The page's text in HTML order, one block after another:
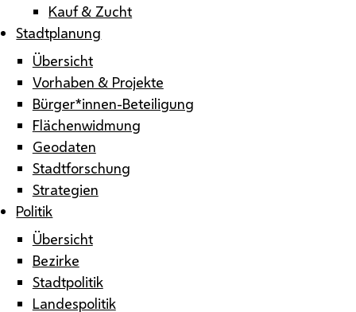
Kauf & Zucht
Stadtplanung
Übersicht
Vorhaben & Projekte
Bürger*innen-Beteiligung
Flächenwidmung
Geodaten
Stadtforschung
Strategien
Politik
Übersicht
Bezirke
Stadtpolitik
Landespolitik